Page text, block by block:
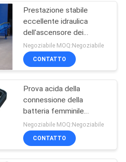
della
carrello
27
49
Prestazione stabile
eccellente idraulica
dell'ascensore dei
livellatori di magazzino
DCQY15-0.5
Negoziabile MOQ:Negoziabile
CONTATTO
Prova acida della
connessione della
batteria femminile
maschio del carrello
elevatore di EC80 80A
con il terminale Shell dei
Negoziabile MOQ:Negoziabile
CONTATTO